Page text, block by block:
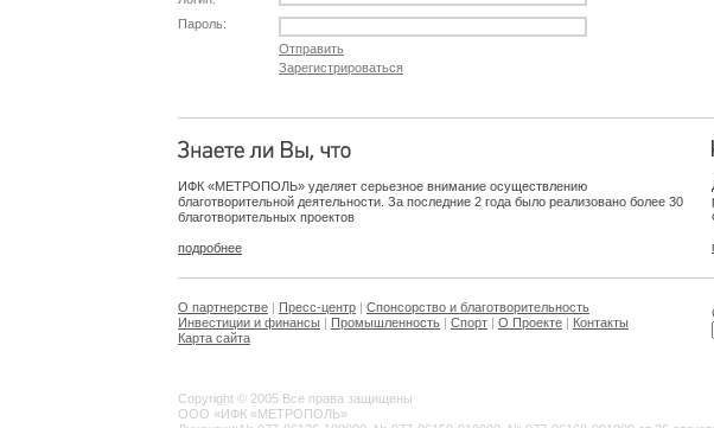
Пароль:
Отправить
Зарегистрироваться
ИФК «МЕТРОПОЛЬ» уделяет серьезное внимание осуществлению
благотворительной деятельности. За последние 2 года было реализовано более 30
благотворительных проектов
подробнее
О партнерстве | Пресс-центр | Спонсорство и благотворительность
Инвестиции и финансы | Промышленность | Спорт | О Проекте | Контакты
Карта сайта
Copyright © 2005 Все права защищены
ООО «ИФК «МЕТРОПОЛЬ»